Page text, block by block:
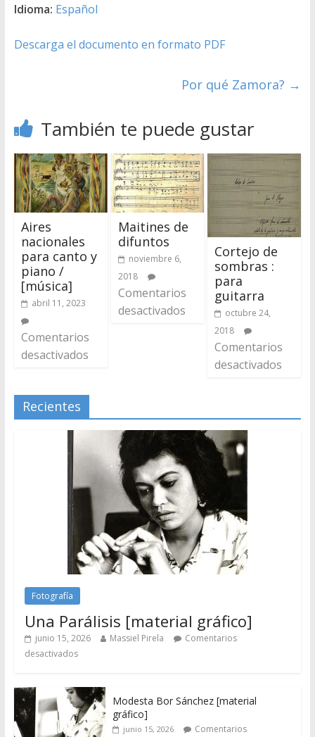
Idioma: Español
Descarga el documento en formato PDF
Por qué Zamora? →
También te puede gustar
Aires
nacionales
para canto y
piano /
[música]
abril 11, 2023
Comentarios
desactivados
Maitines de
difuntos
noviembre 6,
2018
Comentarios
desactivados
Cortejo de
sombras :
para
guitarra
octubre 24,
2018
Comentarios
desactivados
Recientes
Fotografía
Una Parálisis [material gráfico]
junio 15, 2026 Massiel Pirela
Comentarios
desactivados
Modesta Bor Sánchez [material
gráfico]
junio 15, 2026 Comentarios